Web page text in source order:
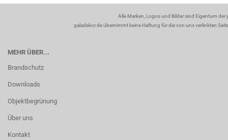
Alle Marken, Logos und Bilder sind Eigentum
galadekor.de übernimmt keine Haftung für die von uns verlinkten
MEHR ÜBER...
Brandschutz
Downloads
Objektbegrünung
Über uns
Kontakt